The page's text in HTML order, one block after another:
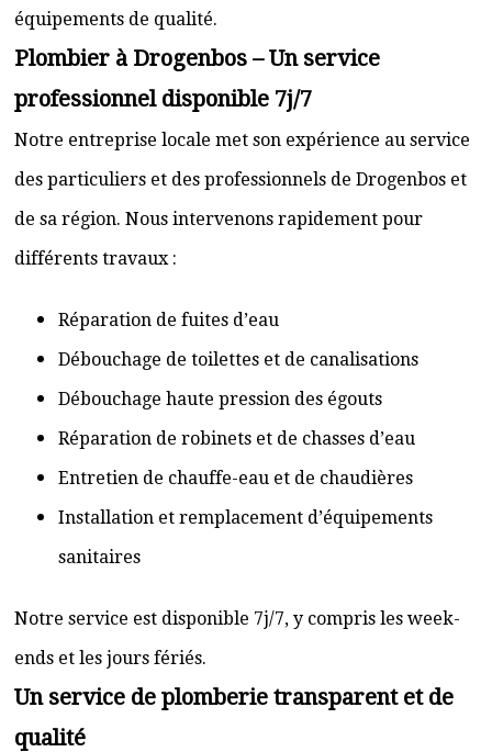
équipements de qualité.
Plombier à Drogenbos – Un service
professionnel disponible 7j/7
Notre entreprise locale met son expérience au service
des particuliers et des professionnels de Drogenbos et
de sa région. Nous intervenons rapidement pour
différents travaux :
Réparation de fuites d’eau
Débouchage de toilettes et de canalisations
Débouchage haute pression des égouts
Réparation de robinets et de chasses d’eau
Entretien de chauffe-eau et de chaudières
Installation et remplacement d’équipements
sanitaires
Notre service est disponible 7j/7, y compris les week-
ends et les jours fériés.
Un service de plomberie transparent et de
qualité